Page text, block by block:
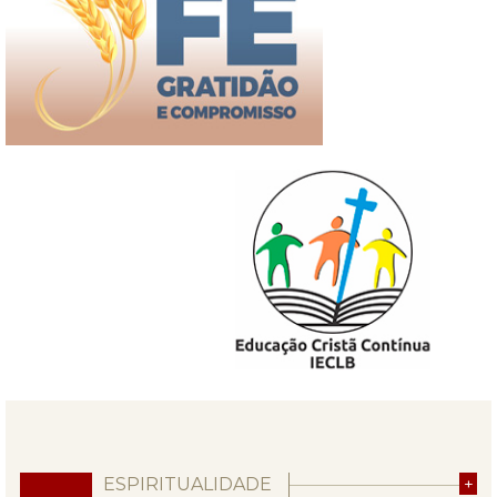
ESPIRITUALIDADE +